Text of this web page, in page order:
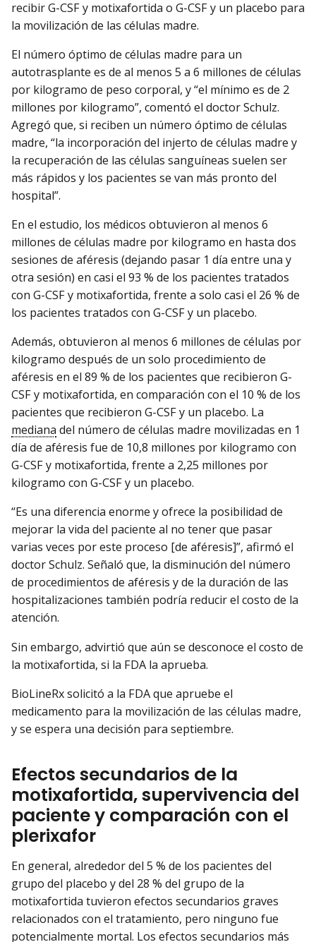
recibir G-CSF y motixafortida o G-CSF y un placebo para
la movilización de las células madre.
El número óptimo de células madre para un
autotrasplante es de al menos 5 a 6 millones de células
por kilogramo de peso corporal, y “el mínimo es de 2
millones por kilogramo”, comentó el doctor Schulz.
Agregó que, si reciben un número óptimo de células
madre, “la incorporación del injerto de células madre y
la recuperación de las células sanguíneas suelen ser
más rápidos y los pacientes se van más pronto del
hospital”.
En el estudio, los médicos obtuvieron al menos 6
millones de células madre por kilogramo en hasta dos
sesiones de aféresis (dejando pasar 1 día entre una y
otra sesión) en casi el 93 % de los pacientes tratados
con G-CSF y motixafortida, frente a solo casi el 26 % de
los pacientes tratados con G-CSF y un placebo.
Además, obtuvieron al menos 6 millones de células por
kilogramo después de un solo procedimiento de
aféresis en el 89 % de los pacientes que recibieron G-
CSF y motixafortida, en comparación con el 10 % de los
pacientes que recibieron G-CSF y un placebo. La
mediana del número de células madre movilizadas en 1
día de aféresis fue de 10,8 millones por kilogramo con
G-CSF y motixafortida, frente a 2,25 millones por
kilogramo con G-CSF y un placebo.
“Es una diferencia enorme y ofrece la posibilidad de
mejorar la vida del paciente al no tener que pasar
varias veces por este proceso [de aféresis]”, afirmó el
doctor Schulz. Señaló que, la disminución del número
de procedimientos de aféresis y de la duración de las
hospitalizaciones también podría reducir el costo de la
atención.
Sin embargo, advirtió que aún se desconoce el costo de
la motixafortida, si la FDA la aprueba.
BioLineRx solicitó a la FDA que apruebe el
medicamento para la movilización de las células madre,
y se espera una decisión para septiembre.
Efectos secundarios de la
motixafortida, supervivencia del
paciente y comparación con el
plerixafor
En general, alrededor del 5 % de los pacientes del
grupo del placebo y del 28 % del grupo de la
motixafortida tuvieron efectos secundarios graves
relacionados con el tratamiento, pero ninguno fue
potencialmente mortal. Los efectos secundarios más